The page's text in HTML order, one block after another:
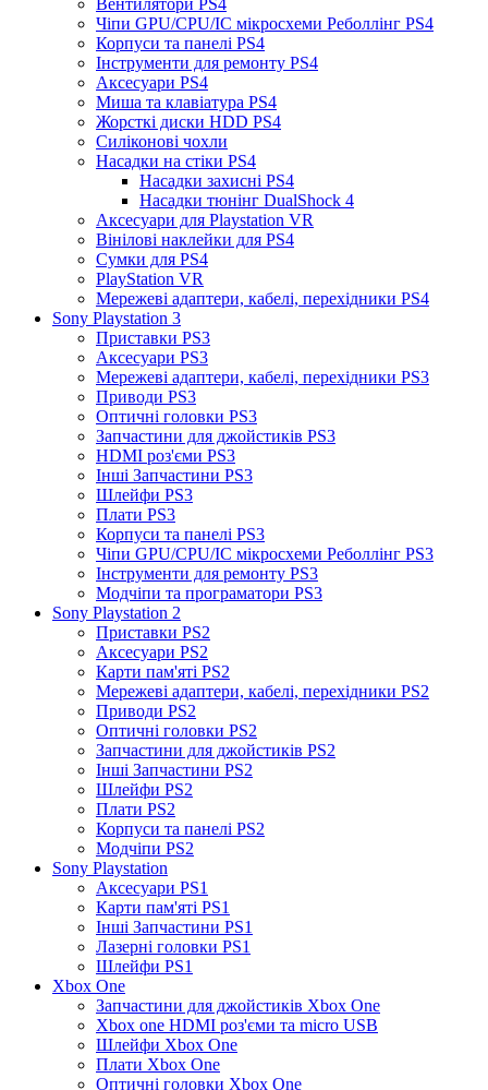
Чіпи GPU/CPU/IC мікросхеми Реболлінг PS4
Корпуси та панелі PS4
Інструменти для ремонту PS4
Аксесуари PS4
Миша та клавіатура PS4
Жорсткі диски HDD PS4
Силіконові чохли
Насадки на стіки PS4
Насадки захисні PS4
Насадки тюнінг DualShock 4
Аксесуари для Playstation VR
Вінілові наклейки для PS4
Сумки для PS4
PlayStation VR
Мережеві адаптери, кабелі, перехідники PS4
Sony Playstation 3
Приставки PS3
Аксесуари PS3
Мережеві адаптери, кабелі, перехідники PS3
Приводи PS3
Оптичні головки PS3
Запчастини для джойстиків PS3
HDMI роз'єми PS3
Інші Запчастини PS3
Шлейфи PS3
Плати PS3
Корпуси та панелі PS3
Чіпи GPU/CPU/IC мікросхеми Реболлінг PS3
Інструменти для ремонту PS3
Модчіпи та програматори PS3
Sony Playstation 2
Приставки PS2
Аксесуари PS2
Карти пам'яті PS2
Мережеві адаптери, кабелі, перехідники PS2
Приводи PS2
Оптичні головки PS2
Запчастини для джойстиків PS2
Інші Запчастини PS2
Шлейфи PS2
Плати PS2
Корпуси та панелі PS2
Модчіпи PS2
Sony Playstation
Аксесуари PS1
Карти пам'яті PS1
Інші Запчастини PS1
Лазерні головки PS1
Шлейфи PS1
Xbox One
Запчастини для джойстиків Xbox One
Xbox one HDMI роз'єми та micro USB
Шлейфи Xbox One
Плати Xbox One
Оптичні головки Xbox One